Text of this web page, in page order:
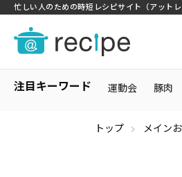
忙しい人のための時短レシピサイト（アットレ
注目キーワード 運動会 豚肉
トップ メイン